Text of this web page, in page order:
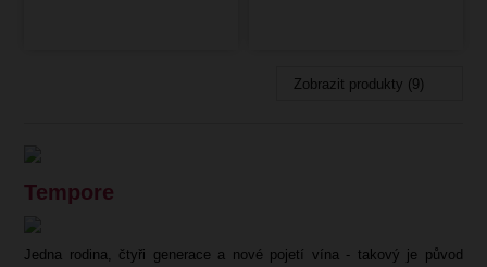
Zobrazit produkty (9)
Tempore
Jedna rodina, čtyři generace a nové pojetí vína - takový je původ